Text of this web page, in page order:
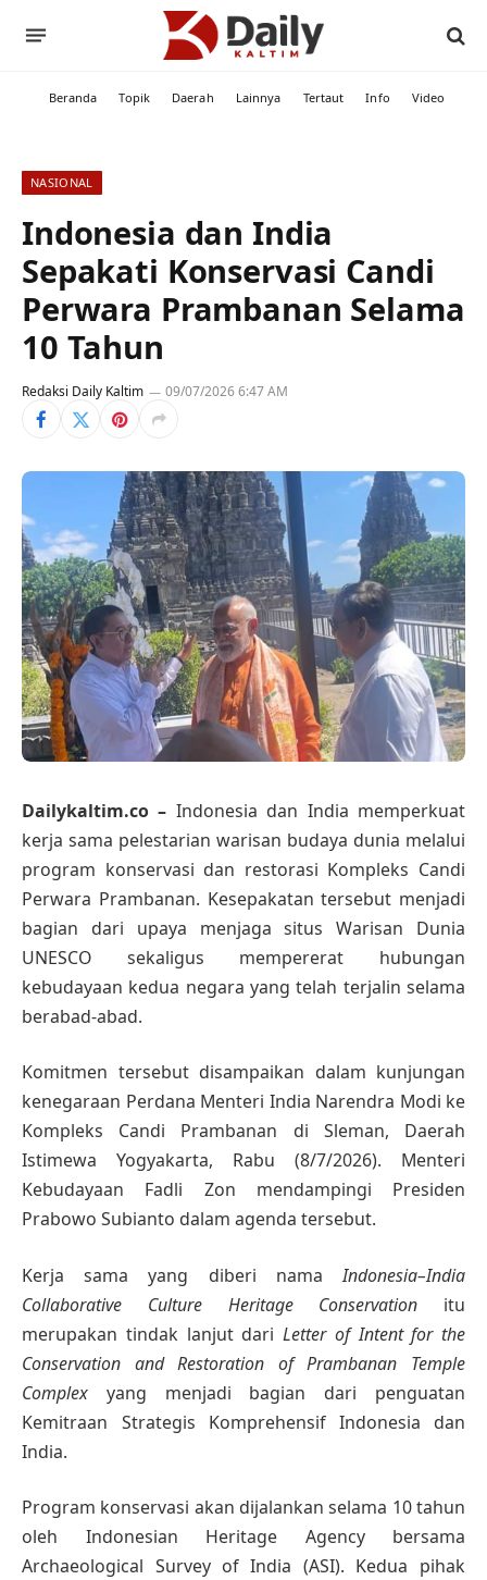
Beranda Topik Daerah Lainnya Tertaut Info Video
NASIONAL
Indonesia dan India
Sepakati Konservasi Candi
Perwara Prambanan Selama
10 Tahun
Redaksi Daily Kaltim 09/07/2026 6:47 AM
Dailykaltim.co – Indonesia dan India memperkuat
kerja sama pelestarian warisan budaya dunia melalui
program konservasi dan restorasi Kompleks Candi
Perwara Prambanan. Kesepakatan tersebut menjadi
bagian dari upaya menjaga situs Warisan Dunia
UNESCO sekaligus mempererat hubungan
kebudayaan kedua negara yang telah terjalin selama
berabad-abad.
Komitmen tersebut disampaikan dalam kunjungan
kenegaraan Perdana Menteri India Narendra Modi ke
Kompleks Candi Prambanan di Sleman, Daerah
Istimewa Yogyakarta, Rabu (8/7/2026). Menteri
Kebudayaan Fadli Zon mendampingi Presiden
Prabowo Subianto dalam agenda tersebut.
Kerja sama yang diberi namaIndonesia–India
Collaborative Culture Heritage Conservation itu
merupakan tindak lanjut dari Letter of Intent for the
Conservation and Restoration of Prambanan Temple
Complex yang menjadi bagian dari penguatan
Kemitraan Strategis Komprehensif Indonesia dan
India.
Program konservasi akan dijalankan selama 10 tahun
oleh Indonesian Heritage Agency bersama
Archaeological Survey of India (ASI). Kedua pihak